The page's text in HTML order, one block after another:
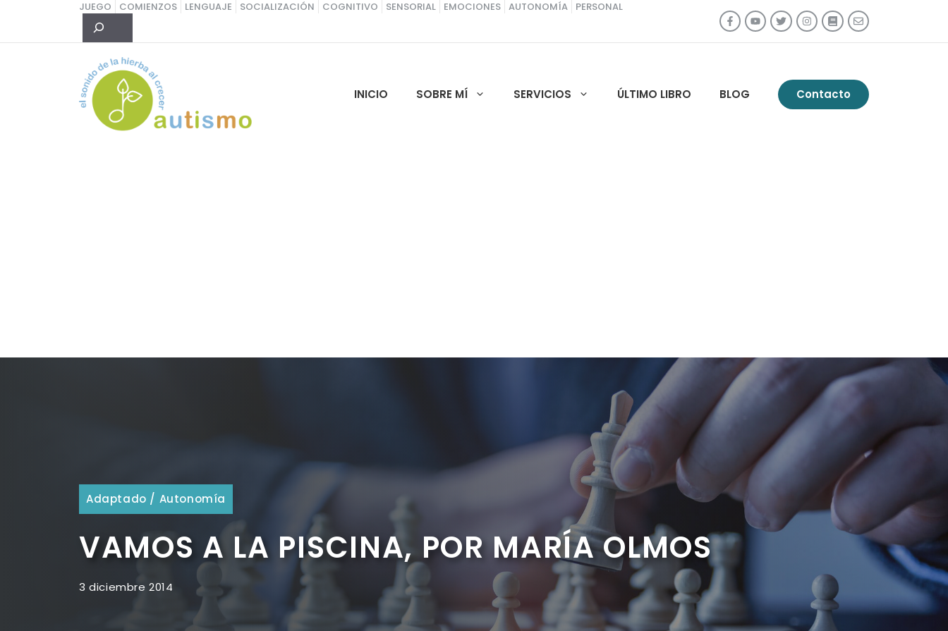
contenido
JUEGO COMIENZOS LENGUAJE SOCIALIZACIÓN COGNITIVO SENSORIAL EMOCIONES AUTONOMÍA PERSONAL
Buscar
INICIO SOBRE MÍ SERVICIOS ÚLTIMO LIBRO BLOG Contacto
Adaptado / Autonomía
VAMOS A LA PISCINA, POR MARÍA OLMOS
3 diciembre 2014